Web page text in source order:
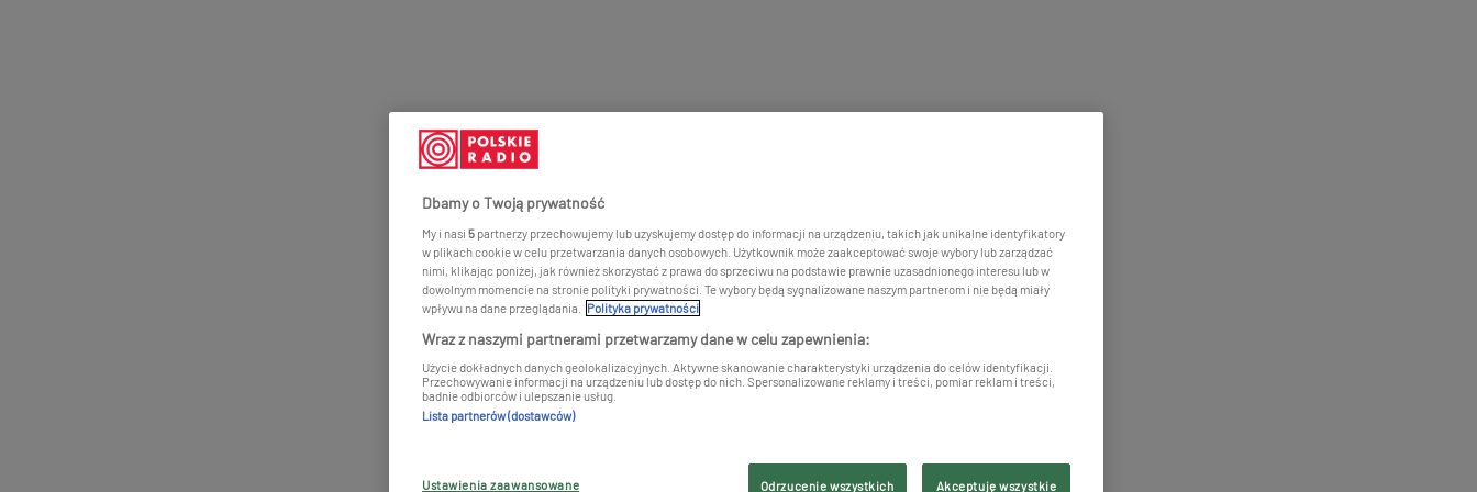
Dbamy o Twoją prywatność
My i nasi 5 partnerzy przechowujemy lub uzyskujemy dostęp do informacji na urządzeniu, takich jak unikalne identyfikatory
w plikach cookie w celu przetwarzania danych osobowych. Użytkownik może zaakceptować swoje wybory lub zarządzać
nimi, klikając poniżej, jak również skorzystać z prawa do sprzeciwu na podstawie prawnie uzasadnionego interesu lub w
dowolnym momencie na stronie polityki prywatności. Te wybory będą sygnalizowane naszym partnerom i nie będą miały
wpływu na dane przeglądania.
Polityka prywatności
Wraz z naszymi partnerami przetwarzamy dane w celu zapewnienia:
Użycie dokładnych danych geolokalizacyjnych. Aktywne skanowanie charakterystyki urządzenia do celów identyfikacji.
Przechowywanie informacji na urządzeniu lub dostęp do nich. Spersonalizowane reklamy i treści, pomiar reklam i treści,
badnie odbiorców i ulepszanie usług.
Lista partnerów (dostawców)
Ustawienia zaawansowane Odrzucenie wszystkich Akceptuję wszystkie